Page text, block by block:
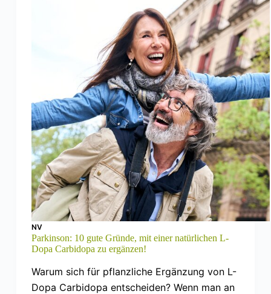
NV
Parkinson: 10 gute Gründe, mit einer natürlichen L-
Dopa Carbidopa zu ergänzen!
Warum sich für pflanzliche Ergänzung von L-
Dopa Carbidopa entscheiden? Wenn man an